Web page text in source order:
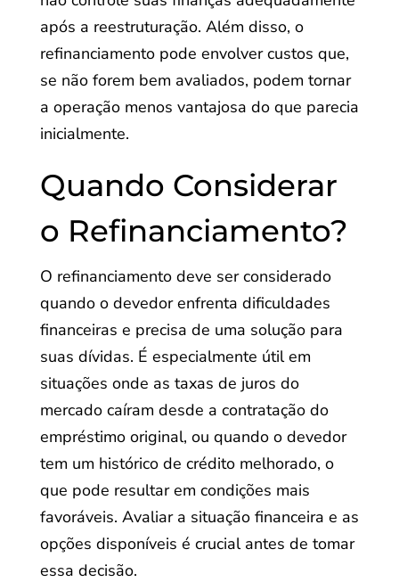
após a reestruturação. Além disso, o
refinanciamento pode envolver custos que,
se não forem bem avaliados, podem tornar
a operação menos vantajosa do que parecia
inicialmente.
Quando Considerar
o Refinanciamento?
O refinanciamento deve ser considerado
quando o devedor enfrenta dificuldades
financeiras e precisa de uma solução para
suas dívidas. É especialmente útil em
situações onde as taxas de juros do
mercado caíram desde a contratação do
empréstimo original, ou quando o devedor
tem um histórico de crédito melhorado, o
que pode resultar em condições mais
favoráveis. Avaliar a situação financeira e as
opções disponíveis é crucial antes de tomar
essa decisão.